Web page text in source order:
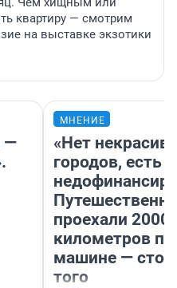
квартиру — смотрим
на выставке экзотики
—
МНЕНИЕ
«Нет
городов, есть
проехали 2000
километров по
машине —
того